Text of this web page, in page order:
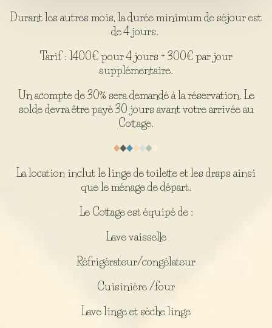
Durant les autres mois, la durée minimum de séjour est
de 4 jours.
Tarif : 1400€ pour 4 jours + 300€ par jour
supplémentaire.
Un acompte de 30% sera demandé à la réservation. Le
solde devra être payé 30 jours avant votre arrivée au
Cottage.
La location inclut le linge de toilette et les draps ainsi
que le ménage de départ.
Le Cottage est équipé de :
Lave vaisselle
Réfrigérateur/congélateur
Cuisinière /four
Lave linge et sèche linge